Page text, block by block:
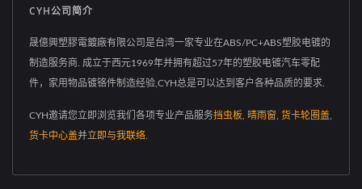
CYH公司简介
晟億興塑膠電鍍廠有限公司是台湾一家专业在ABS/PC+ABS塑胶电镀的
制造服务商. 成立于西元1969年并拥有超过57年的塑胶电镀汽车零配
件，家用物品镀铬件制造经验,CYH总是可以达到客户各种品质的要求.
CYH邀请您立即浏览我们各项专业产品服务挡虫板 晴雨窗 货卡轮圈盖
货卡中心盖并立即与我联络